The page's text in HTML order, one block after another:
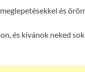
és
és kívánok neked